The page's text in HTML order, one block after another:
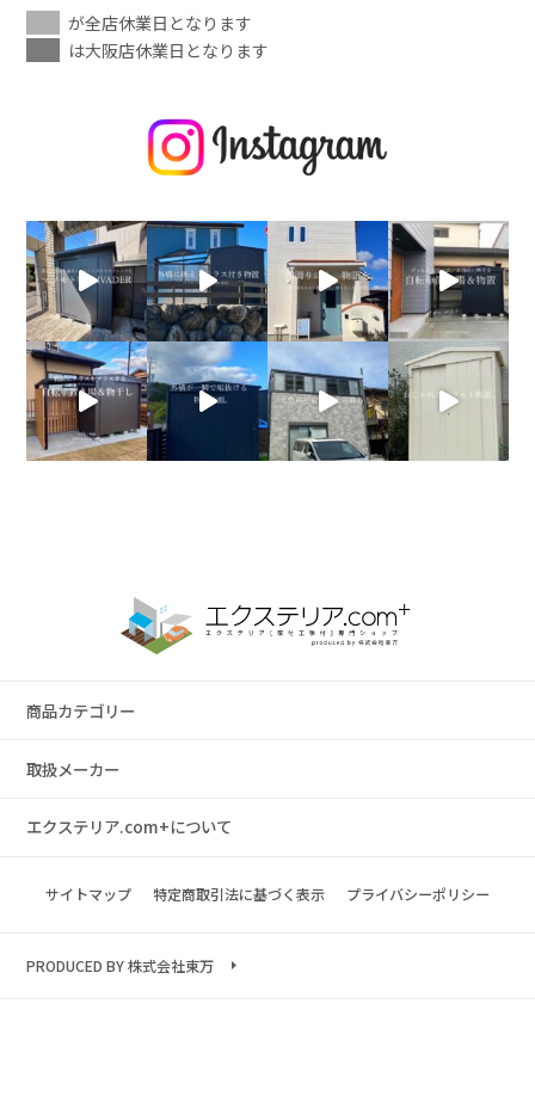
が全店休業日となります
は大阪店休業日となります
商品カテゴリー
取扱メーカー
エクステリア.com+について
サイトマップ 特定商取引法に基づく表示 プライバシーポリシー
PRODUCED BY 株式会社東万